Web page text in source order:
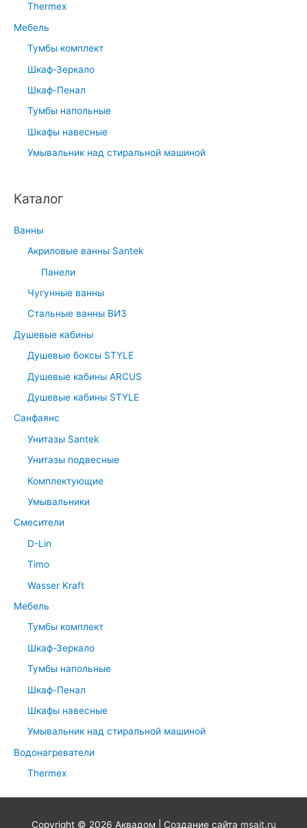
Thermex
Мебель
Тумбы комплект
Шкаф-Зеркало
Шкаф-Пенал
Тумбы напольные
Шкафы навесные
Умывальник над стиральной машиной
Каталог
Ванны
Акриловые ванны Santek
Панели
Чугунные ванны
Стальные ванны ВИЗ
Душевые кабины
Душевые боксы STYLE
Душевые кабины ARCUS
Душевые кабины STYLE
Санфаянс
Унитазы Santek
Унитазы подвесные
Комплектующие
Умывальники
Смесители
D-Lin
Timo
Wasser Kraft
Мебель
Тумбы комплект
Шкаф-Зеркало
Тумбы напольные
Шкаф-Пенал
Шкафы навесные
Умывальник над стиральной машиной
Водонагреватели
Thermex
Copyright © 2026 Аквадом| Создание сайта msait.ru